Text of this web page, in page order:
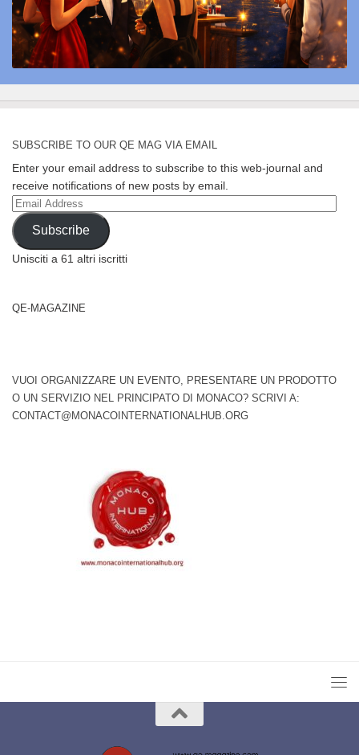
SUBSCRIBE TO OUR QE MAG VIA EMAIL
Enter your email address to subscribe to this web-journal and
receive notifications of new posts by email.
Email
Address
Subscribe
Unisciti a 61 altri iscritti
QE-MAGAZINE
VUOI ORGANIZZARE UN EVENTO, PRESENTARE UN PRODOTTO
O UN SERVIZIO NEL PRINCIPATO DI MONACO? SCRIVI A:
CONTACT@MONACOINTERNATIONALHUB.ORG